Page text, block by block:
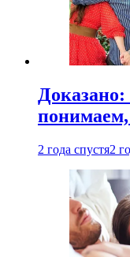
понимаем,
2 года спустя2